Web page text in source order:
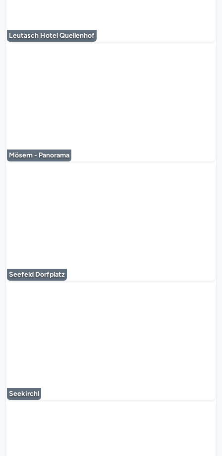
Leutasch Hotel Quellenhof
Mösern - Panorama
Seefeld Dorfplatz
Seekirchl